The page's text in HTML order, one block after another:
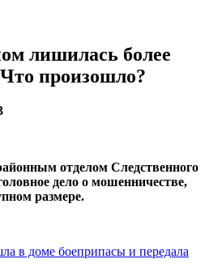
лишилась более
произошло?
отделом Следственного
дело о мошенничестве,
размере.
в доме боеприпасы и передала